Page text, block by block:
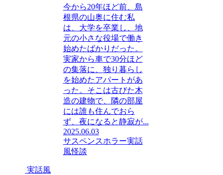
今から20年ほど前、島
根県の山奥に住む私
は、大学を卒業し、地
元の小さな役場で働き
始めたばかりだった。
実家から車で30分ほど
の集落に、独り暮らし
を始めたアパートがあ
った。そこは古びた木
造の建物で、隣の部屋
には誰も住んでおら
ず、夜になると静寂が...
2025.06.03
サスペンスホラー実話
風怪談
実話風